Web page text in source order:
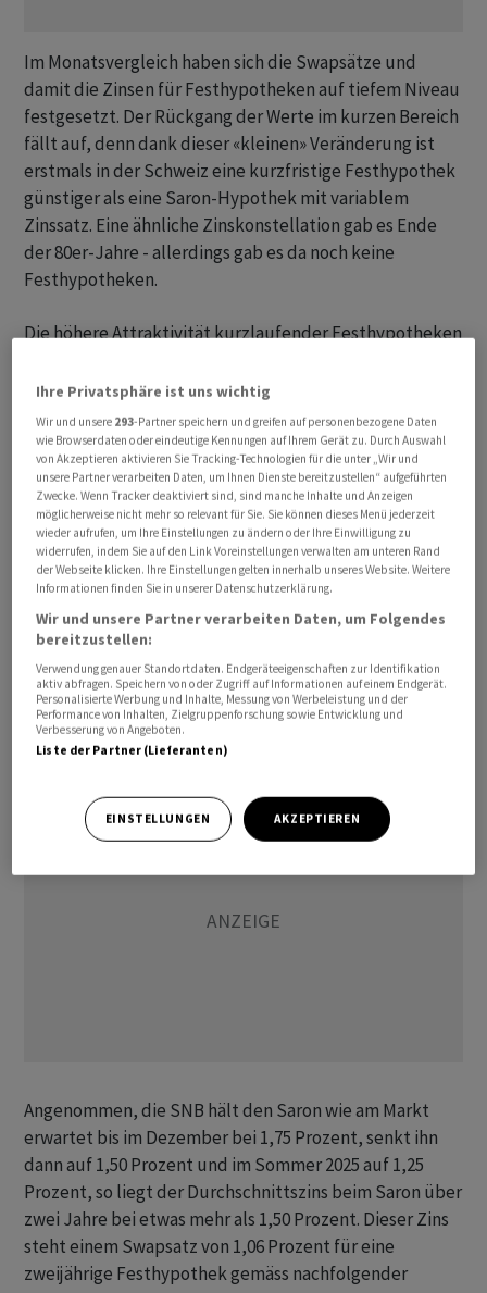
Im Monatsvergleich haben sich die Swapsätze und
damit die Zinsen für Festhypotheken auf tiefem Niveau
festgesetzt. Der Rückgang der Werte im kurzen Bereich
fällt auf, denn dank dieser «kleinen» Veränderung ist
erstmals in der Schweiz eine kurzfristige Festhypothek
günstiger als eine Saron-Hypothek mit variablem
Zinssatz. Eine ähnliche Zinskonstellation gab es Ende
der 80er-Jahre - allerdings gab es da noch keine
Festhypotheken.
Die höhere Attraktivität kurzlaufender Festhypotheken
zwölf Monaten sowie dem zweijährigen Geldmarktsatz
ab. Das Zinsniveau auf sechs Monate mit Fälligkeit Mitte
Juli 2024 steht bei 1,63 Prozent, auf zwölf Monate
beträgt der Satz 1,44 Prozent. Dies ist tiefer als der
aktuelle Leitzins Saron von 1,75 Prozent.
Das heisst, dass die Marktteilnehmer mit hoher
Wahrscheinlichkeit eine Leitzinssenkung durch die
0,25 Prozent von 1,75 auf 1,50 Prozentpunkte
einpreisen. Auf zwei Jahre wird zudem eine zweite
Zinssenkung um weitere 25 Basispunkte auf 1,25
Prozentpunkte erwartet, wenn man den Geldmarktsatz
für zwei Jahre als Richtschnur hinzuzieht.
Angenommen, die SNB hält den Saron wie am Markt
erwartet bis im Dezember bei 1,75 Prozent, senkt ihn
dann auf 1,50 Prozent und im Sommer 2025 auf 1,25
Prozent, so liegt der Durchschnittszins beim Saron über
zwei Jahre bei etwas mehr als 1,50 Prozent. Dieser Zins
steht einem Swapsatz von 1,06 Prozent für eine
zweijährige Festhypothek gemäss nachfolgender
Ihre Privatsphäre ist uns wichtig
Wir und unsere 293-Partner speichern und greifen auf personenbezogene Daten
wie Browserdaten oder eindeutige Kennungen auf Ihrem Gerät zu. Durch Auswahl
von Akzeptieren aktivieren Sie Tracking-Technologien für die unter „Wir und
unsere Partner verarbeiten Daten, um Ihnen Dienste bereitzustellen“ aufgeführten
Zwecke. Wenn Tracker deaktiviert sind, sind manche Inhalte und Anzeigen
möglicherweise nicht mehr so relevant für Sie. Sie können dieses Menü jederzeit
wieder aufrufen, um Ihre Einstellungen zu ändern oder Ihre Einwilligung zu
widerrufen, indem Sie auf den Link Voreinstellungen verwalten am unteren Rand
der Webseite klicken. Ihre Einstellungen gelten innerhalb unseres Website. Weitere
Informationen finden Sie in unserer Datenschutzerklärung.
Wir und unsere Partner verarbeiten Daten, um Folgendes
bereitzustellen:
Verwendung genauer Standortdaten. Endgeräteeigenschaften zur Identifikation
aktiv abfragen. Speichern von oder Zugriff auf Informationen auf einem Endgerät.
Personalisierte Werbung und Inhalte, Messung von Werbeleistung und der
Performance von Inhalten, Zielgruppenforschung sowie Entwicklung und
Verbesserung von Angeboten.
Liste der Partner (Lieferanten)
EINSTELLUNGEN AKZEPTIEREN